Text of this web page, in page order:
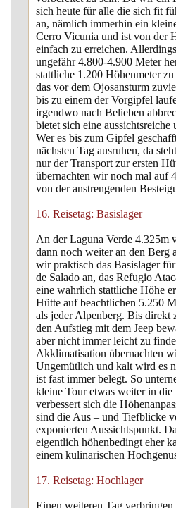
sich heute für alle die sich fit
an, nämlich immerhin ein
Cerro Vicunia und ist von der
einfach zu erreichen.
ungefähr 4.800-4.900 Meter
stattliche 1.200 Höhenmeter
das vor dem Ojosansturm
bis zu einem der Vorgipfel
irgendwo nach Belieben
bietet sich eine aussichtsreiche
Wer es bis zum Gipfel
nächsten Tag ausruhen, da
nur der Transport zur ersten
übernachten wir noch mal auf
von der anstrengenden
16. Reisetag: Basislager
An der Laguna Verde 4.325m
dann noch weiter an den Berg
wir praktisch das Basislager
de Salado an, das Refugio
eine wahrlich stattliche Höhe
Hütte auf beachtlichen 5.250
als jeder Alpenberg. Bis direkt
den Aufstieg mit dem Jeep
aber nicht immer leicht zu
Akklimatisation übernachten
Ungemütlich und kalt wird es
ist fast immer belegt. So
kleine Tour etwas weiter in
verbessert sich die
sind die Aus – und Tiefblicke
exponierten Aussichtspunkt.
eigentlich höhenbedingt eher
einem kulinarischen
17. Reisetag: Hochlager
Einen weiteren Tag